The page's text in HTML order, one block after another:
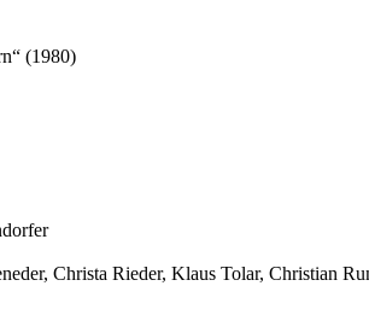
(1980)
Christa Rieder, Klaus Tolar, Christian